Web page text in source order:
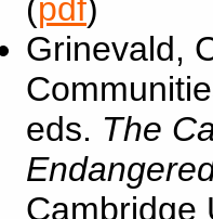
(pdf)
Grinevald,
eds. The
Cambridge